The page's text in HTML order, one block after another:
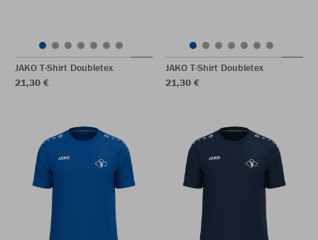
JAKO T-Shirt Doubletex
21,30 €
JAKO T-Shirt Doubletex
21,30 €